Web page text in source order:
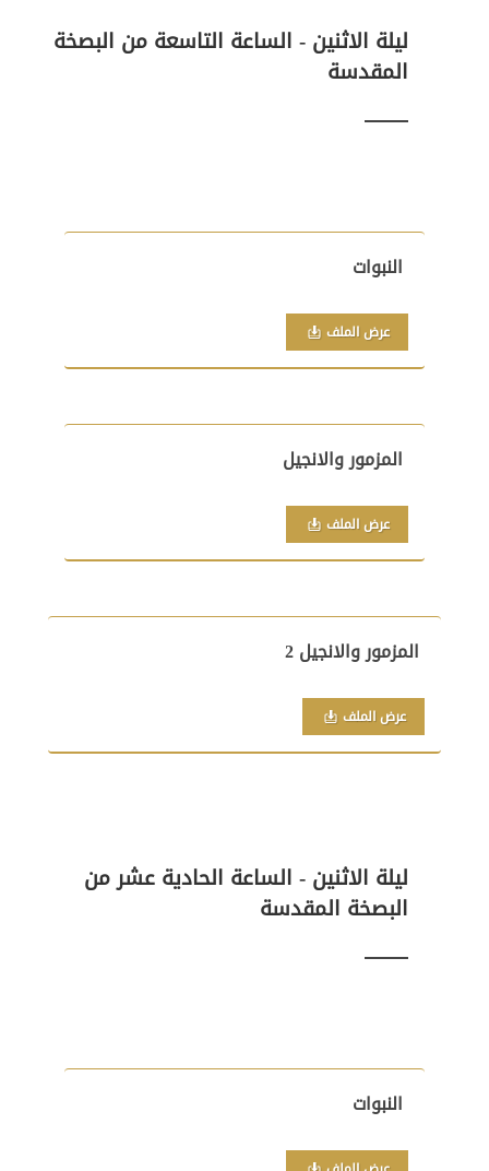
ليلة الاثنين - الساعة التاسعة من البصخة
المقدسة
النبوات
عرض الملف
المزمور والانجيل
عرض الملف
المزمور والانجيل 2
عرض الملف
ليلة الاثنين - الساعة الحادية عشر من
البصخة المقدسة
النبوات